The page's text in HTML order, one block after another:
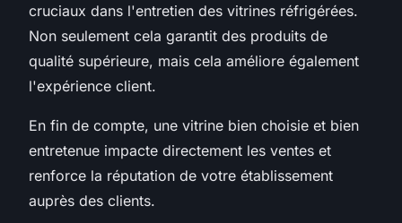
cruciaux dans l'entretien des vitrines réfrigérées.
Non seulement cela garantit des produits de
qualité supérieure, mais cela améliore également
l'expérience client.
En fin de compte, une vitrine bien choisie et bien
entretenue impacte directement les ventes et
renforce la réputation de votre établissement
auprès des clients.